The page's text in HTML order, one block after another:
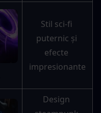
Stil sci-fi
puternic și
efecte
impresionante
Design